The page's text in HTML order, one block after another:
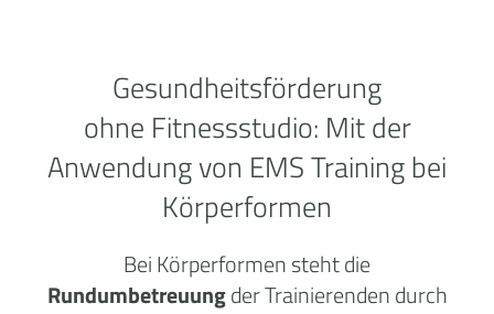
Gesundheitsförderung
ohne Fitnessstudio: Mit der
Anwendung von EMS Training bei
Körperformen
Bei Körperformen steht die
Rundumbetreuungder Trainierenden durch